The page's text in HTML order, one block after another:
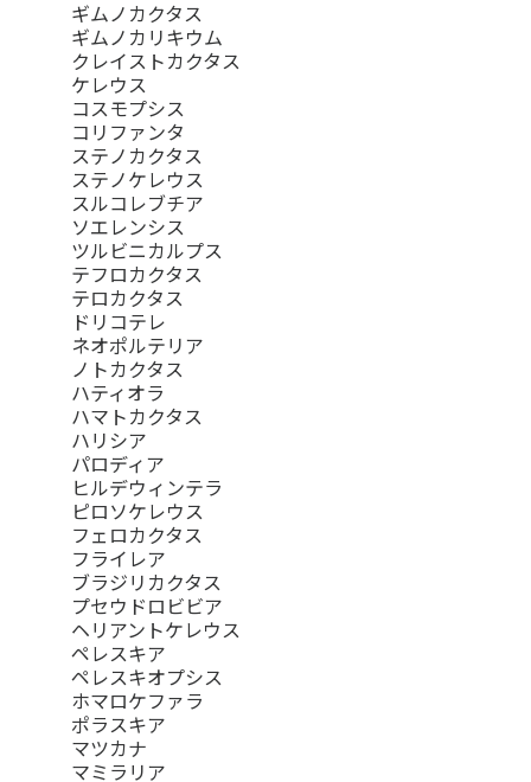
ギムノカクタス
ギムノカリキウム
クレイストカクタス
ケレウス
コスモプシス
コリファンタ
ステノカクタス
ステノケレウス
スルコレブチア
ソエレンシス
ツルビニカルプス
テフロカクタス
テロカクタス
ドリコテレ
ネオポルテリア
ノトカクタス
ハティオラ
ハマトカクタス
ハリシア
パロディア
ヒルデウィンテラ
ピロソケレウス
フェロカクタス
フライレア
ブラジリカクタス
プセウドロビビア
ヘリアントケレウス
ペレスキア
ペレスキオプシス
ホマロケファラ
ポラスキア
マツカナ
マミラリア